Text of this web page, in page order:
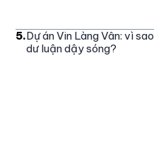
5.Dự án Vin Làng Vân: vì sao
dư luận dậy sóng?